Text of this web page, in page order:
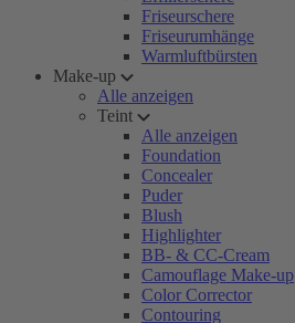
Friseurschere
Friseurumhänge
Warmluftbürsten
Make-up
Alle anzeigen
Teint
Alle anzeigen
Foundation
Concealer
Puder
Blush
Highlighter
BB- & CC-Cream
Camouflage Make-up
Color Corrector
Contouring